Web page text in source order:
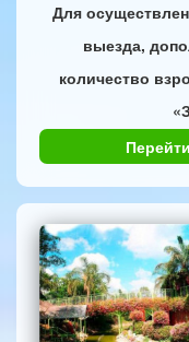
Для
выезда,
количество